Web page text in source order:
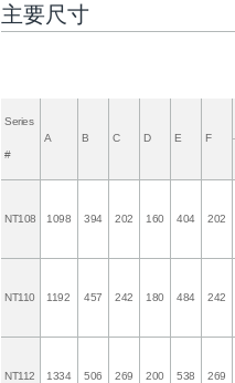
主要尺寸
Series
#
A B C D E F
NT108 1098 394 202 160 404 202
NT110 1192 457 242 180 484 242
NT112 1334 506 269 200 538 269